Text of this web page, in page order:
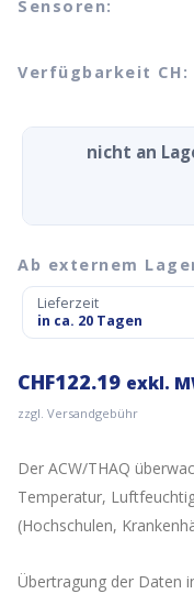
Sensoren:
Verfügbarkeit CH:
nicht an
Ab externem
Lieferzeit
in ca. 20 Tagen
CHF122.19 exkl.
zzgl. Versandgebühr
Der ACW/THAQ
Temperatur,
(Hochschulen,
Übertragung der Daten